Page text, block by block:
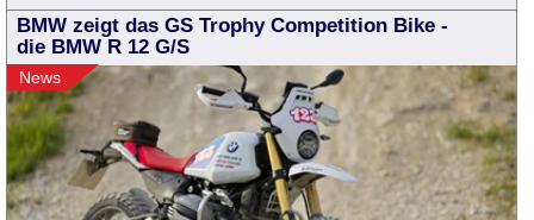
BMW zeigt das GS Trophy Competition Bike -
die BMW R 12 G/S
News